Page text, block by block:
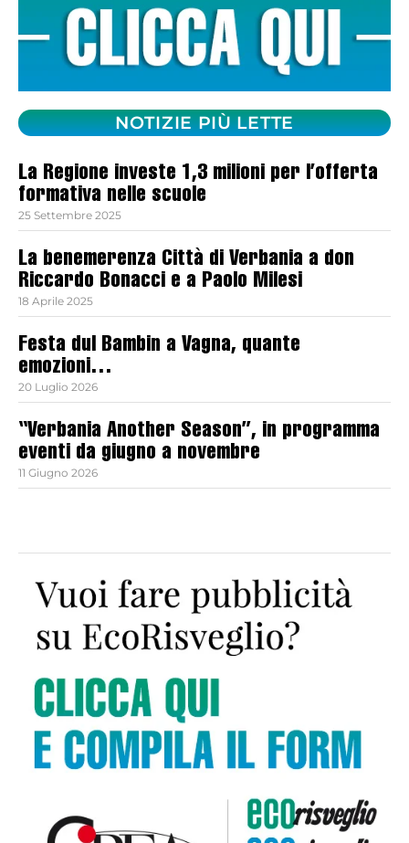
NOTIZIE PIÙ LETTE
La Regione investe 1,3 milioni per l’offerta
formativa nelle scuole
25 Settembre 2025
La benemerenza Città di Verbania a don
Riccardo Bonacci e a Paolo Milesi
18 Aprile 2025
Festa dul Bambin a Vagna, quante
emozioni…
20 Luglio 2026
“Verbania Another Season”, in programma
eventi da giugno a novembre
11 Giugno 2026